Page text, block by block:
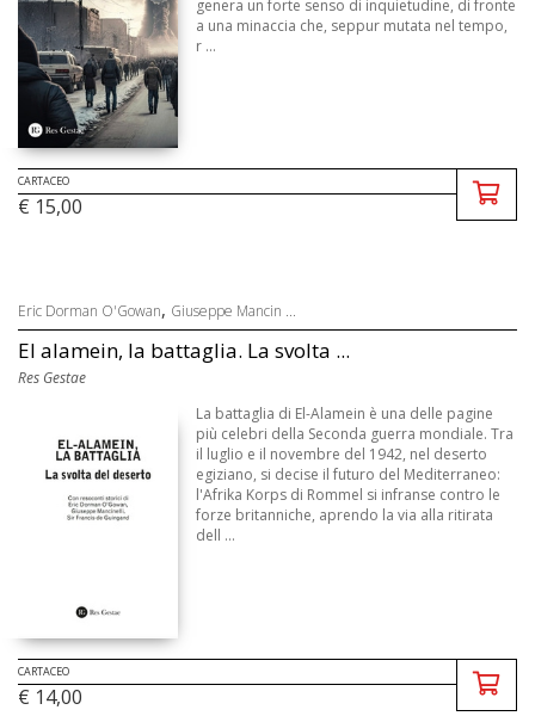
genera un forte senso di inquietudine, di fronte
a una minaccia che, seppur mutata nel tempo,
r ...
CARTACEO
€ 15,00
Eric Dorman O'Gowan, Giuseppe Mancin ...
El alamein, la battaglia. La svolta ...
Res Gestae
La battaglia di El-Alamein è una delle pagine
più celebri della Seconda guerra mondiale. Tra
il luglio e il novembre del 1942, nel deserto
egiziano, si decise il futuro del Mediterraneo:
l'Afrika Korps di Rommel si infranse contro le
forze britanniche, aprendo la via alla ritirata
dell ...
CARTACEO
€ 14,00